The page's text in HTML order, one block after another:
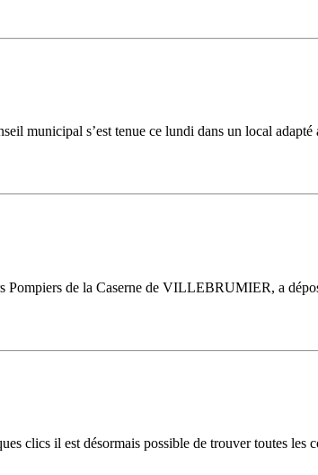
municipal s’est tenue ce lundi dans un local
Pompiers de la Caserne de VILLEBRUMIER, a
clics il est désormais possible de trouver toutes les